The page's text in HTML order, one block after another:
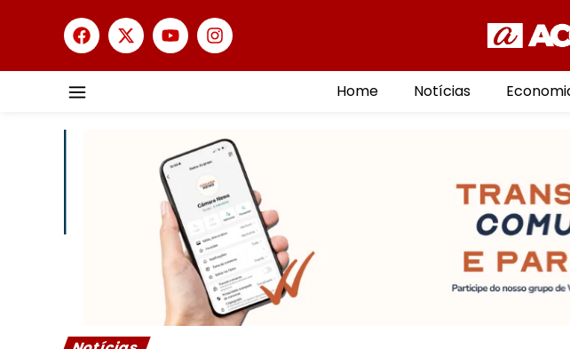
Home Notícias